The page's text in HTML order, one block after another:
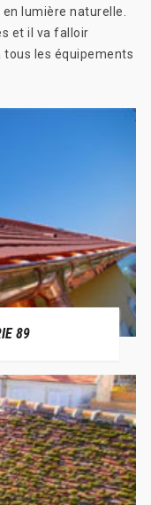
lumière naturelle.
et il va falloir
tous les équipements
89